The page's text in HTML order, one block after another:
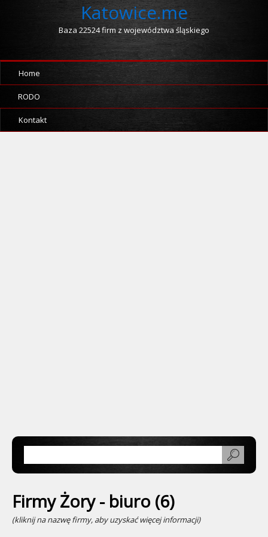
Katowice.me
Baza 22524 firm z województwa śląskiego
Home
RODO
Kontakt
Firmy Żory - biuro (6)
(kliknij na nazwę firmy, aby uzyskać więcej informacji)